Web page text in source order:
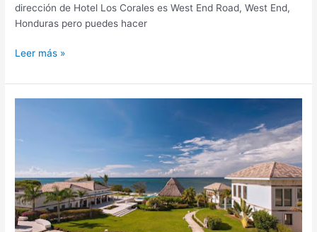
dirección de Hotel Los Corales es West End Road, West End,
Honduras pero puedes hacer
Leer más »
Hotel
Villas,
hotel
en
Honduras